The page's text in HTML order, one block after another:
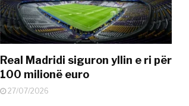
Real Madridi siguron yllin e ri për
100 milionë euro
27/07/2026